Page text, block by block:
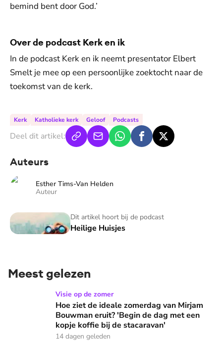
bemind bent door God.’
Over de podcast Kerk en ik
In de podcast Kerk en ik neemt presentator Elbert
Smelt je mee op een persoonlijke zoektocht naar de
toekomst van de kerk.
Kerk Katholieke kerk Geloof Podcasts
Deel dit artikel:
Auteurs
Esther Tims-Van Helden
Auteur
Dit artikel hoort bij de podcast
Heilige Huisjes
Heilige Huisjes
Meest gelezen
Hoe ziet de ideale zomerdag van Mirjam Bouwman eruit?
Visie op de zomer
Hoe ziet de ideale zomerdag van Mirjam
Bouwman eruit? 'Begin de dag met een
kopje koffie bij de stacaravan'
14 dagen geleden